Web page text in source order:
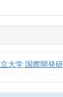
大学 国際開発